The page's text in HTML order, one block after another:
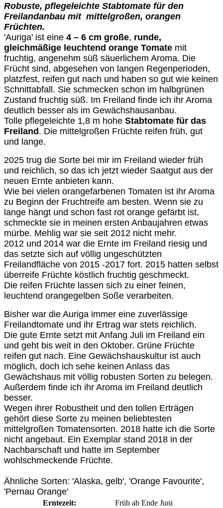
Robuste, pflegeleichte Stabtomate für den
Freilandanbau mit mittelgroßen, orangen
Früchten.
'Auriga' ist eine 4 – 6 cm große, runde,
gleichmäßige leuchtend orange Tomate mit
fruchtig, angenehm süß säuerlichem Aroma. Die
Frücht sind, abgesehen von langen Regenperioden,
platzfest, reifen gut nach und haben so gut wie keinen
Schnittabfall. Sie schmecken schon im halbgrünen
Zustand fruchtig süß. Im Freiland finde ich ihr Aroma
deutlich besser als im Gewächshausanbau.
Tolle pflegeleichte 1,8 m hohe Stabtomate für das
Freiland. Die mittelgroßen Früchte reifen früh, gut
und lange.
2025 trug die Sorte bei mir im Freiland wieder früh
und reichlich, so das ich jetzt wieder Saatgut aus der
neuen Ernte anbieten kann.
Wie bei vielen orange­farbenen Tomaten ist ihr Aroma
zu Beginn der Fruchtreife am besten. Wenn sie zu
lange hängt und schon fast rot orange gefärbt ist,
schmeckte sie in meinen ersten Anbaujahren etwas
mürbe. Mehlig war sie seit 2012 nicht mehr.
2012 und 2014 war die Ernte im Freiland riesig und
das setzte sich auf völlig ungeschützten
Freilandfläche von 2015 -2017 fort. 2015 hatten selbst
überreife Früchte köstlich fruchtig geschmeckt.
Die reifen Früchte lassen sich zu einer feinen,
leuchtend orangegelben Soße verarbeiten.
Bisher war die Auriga immer eine zuverlässige
Freilandtomate und ihr Ertrag war stets reichlich.
Die gute Ernte setzt mit Anfang Juli im Freiland ein
und geht bis weit in den Oktober. Grüne Früchte
reifen gut nach. Eine Gewächshauskultur ist auch
möglich, doch ich sehe keinen Anlass das
Gewächshaus mit völlig robusten Sorten zu belegen.
Außerdem finde ich ihr Aroma im Freiland deutlich
besser.
Wegen ihrer Robustheit und den tollen Erträgen
gehört diese Sorte zu meinen beliebtesten
mittelgroßen Tomatensorten. 2018 hatte ich die Sorte
nicht angebaut. Ein Exemplar stand 2018 in der
Nachbarschaft und hatte im September
wohlschmeckende Früchte.
Ähnliche Sorten: 'Alaska, gelb', 'Orange Favourite',
'Pernau Orange'
Erntezeit: Früh ab Ende Juni